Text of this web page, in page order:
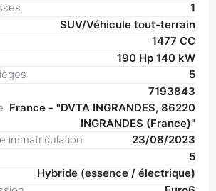
1
SUV/Véhicule tout-terrain
1477 CC
190 Hp 140 kW
5
7193843
France - "DVTA INGRANDES, 86220
INGRANDES (France)"
immatriculation
23/08/2023
5
Hybride (essence / électrique)